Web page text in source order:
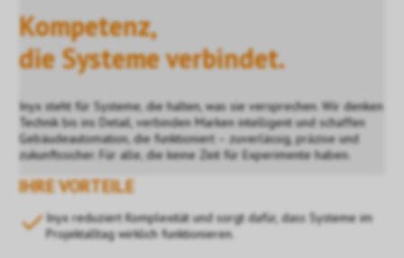
Kompetenz,
die Systeme verbindet.
Inyx steht für Systeme, die halten, was sie versprechen. Wir denken
Technik bis ins Detail, verbinden Marken intelligent und schaffen
Gebäudeautomation, die funktioniert – zuverlässig, präzise und
zukunftssicher. Für alle, die keine Zeit für Experimente haben.
IHRE VORTEILE
Inyx reduziert Komplexität und sorgt dafür, dass Systeme im
Projektalltag wirklich funktionieren.